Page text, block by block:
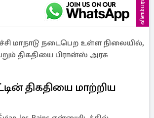
விளம்பரம்
மாநாடு நடைபெற உள்ள நிலையில்,
திகதியை பிரான்ஸ் அரசு
திகதியை மாற்றிய